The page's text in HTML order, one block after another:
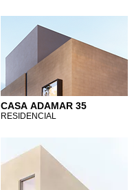
CASA ADAMAR 35
RESIDENCIAL